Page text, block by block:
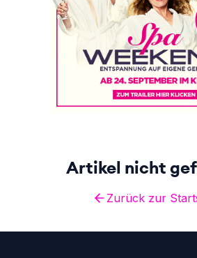
Artikel nicht
Zurück zur